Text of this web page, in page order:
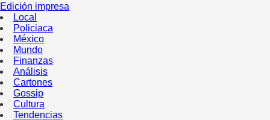
Edición impresa
Local
Policiaca
México
Mundo
Finanzas
Análisis
Cartones
Gossip
Cultura
Tendencias